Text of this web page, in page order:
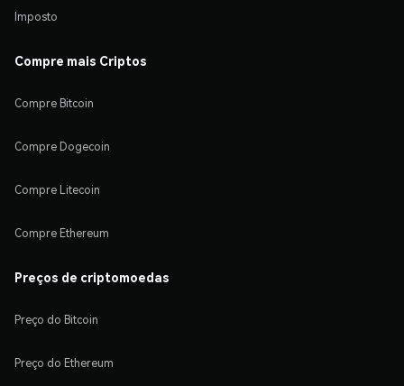
Imposto
Compre mais Criptos
Compre Bitcoin
Compre Dogecoin
Compre Litecoin
Compre Ethereum
Preços de criptomoedas
Preço do Bitcoin
Preço do Ethereum